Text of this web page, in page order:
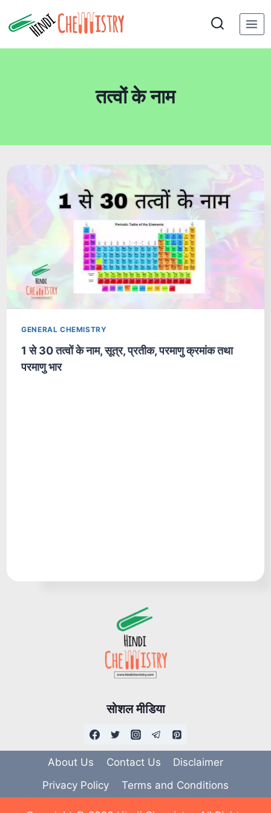
to
तत्वों के नाम
GENERAL CHEMISTRY
1 से 30 तत्वों के नाम, सूत्र, प्रतीक, परमाणु क्रमांक तथा
परमाणु भार
सोशल मीडिया
About Us Contact Us
Disclaimer
Privacy Policy
Terms and Conditions